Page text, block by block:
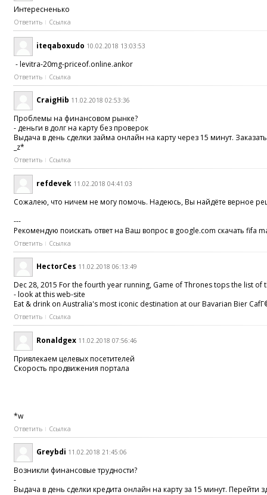
Интересненько
Ответить Ссылка
iteqaboxudo 10.02.2018 13:03:53
- levitra-20mg-priceof.online.ankor
Ответить Ссылка
CraigHib 11.02.2018 02:53:36
Проблемы на финансовом рынке?
- деньги в долг на карту без проверок
Выдача в день сделки займа онлайн на карту через 15 минут.
_z*
Ответить Ссылка
refdevek 11.02.2018 04:41:03
Сожалею, что ничем не могу помочь. Надеюсь, Вы найдёте верное
---
Рекомендую поискать ответ на Ваш вопрос в google.com скачать fifa
Ответить Ссылка
HectorCes 11.02.2018 06:13:49
Dec 28, 2015 For the fourth year running, Game of Thrones tops the list
- look at this web-site
Eat & drink on Australia's most iconic destination at our Bavarian Bier
Ответить Ссылка
Ronaldgex 11.02.2018 07:56:46
Привлекаем целевых посетителей
Скорость продвижения портала
*w
Ответить Ссылка
Greybdi 11.02.2018 21:45:06
Возникли финансовые трудности?
-
Выдача в день сделки кредита онлайн на карту за 15 минут.